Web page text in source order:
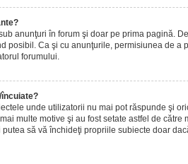
anunţuri în forum şi doar pe prima pagină.
posibil. Ca şi cu anunţurile, permisiunea de a
forumului.
unde utilizatorii nu mai pot răspunde şi
multe motive şi au fost setate astfel de către
să vă închideţi propriile subiecte doar